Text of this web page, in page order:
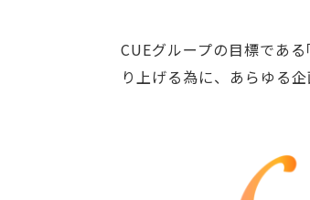
CUEグループの目標であ
り上げる為に、あらゆる